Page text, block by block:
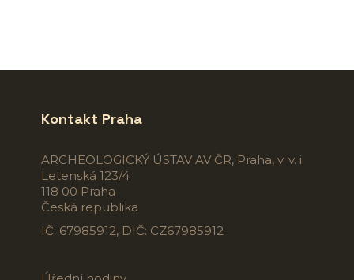
Kontakt Praha
ARCHEOLOGICKÝ ÚSTAV AV ČR, Praha, v. v. i.
Letenská 123/4
118 00 Praha
Česká republika
IČ: 67985912, DIČ: CZ67985912